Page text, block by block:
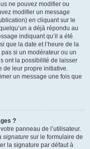
ne pouvez modifier ou
modifier un message
en cliquant sur le
a déjà répondu au
indiquant qu’il a été
que la date et l’heure de la
si un modérateur ou un
ont la possibilité de laisser
de leur propre initiative.
un message une fois que
?
panneau de l’utilisateur.
signature sur le formulaire de
la signature par défaut à